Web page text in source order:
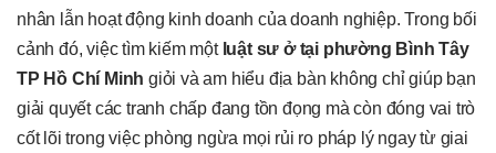
nhân lẫn hoạt động kinh doanh của doanh nghiệp. Trong bối
cảnh đó, việc tìm kiếm một luật sư ở tại phường Bình Tây
TP Hồ Chí Minh giỏi và am hiểu địa bàn không chỉ giúp bạn
giải quyết các tranh chấp đang tồn đọng mà còn đóng vai trò
cốt lõi trong việc phòng ngừa mọi rủi ro pháp lý ngay từ giai